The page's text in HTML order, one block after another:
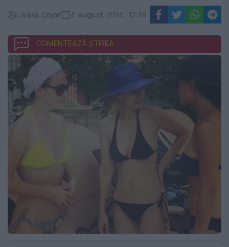
Liliana Cojan 4 august 2014, 12:18
COMENTEAZĂ ȘTIREA